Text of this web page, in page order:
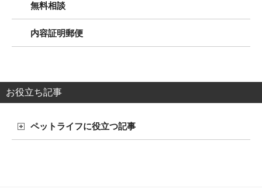
無料相談
内容証明郵便
お役立ち記事
ペットライフに役立つ記事